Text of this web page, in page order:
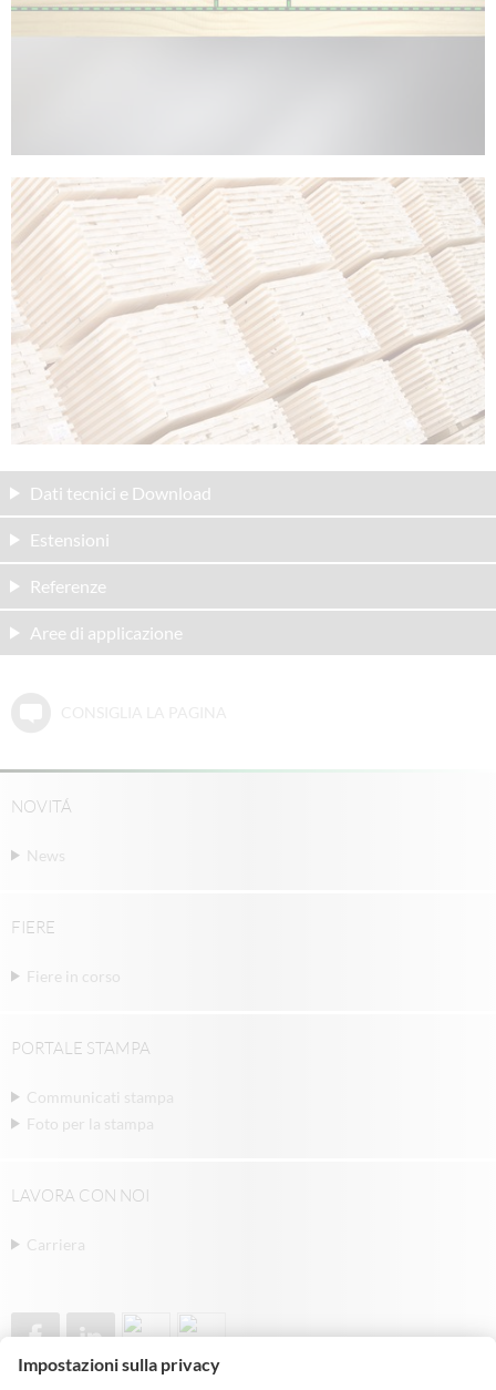
Dati tecnici e Download
Estensioni
Referenze
Aree di applicazione
NOVITÁ
News
FIERE
Fiere in corso
PORTALE STAMPA
Communicati stampa
Foto per la stampa
LAVORA CON NOI
Carriera